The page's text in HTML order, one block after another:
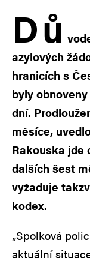
Dů
azylových
hranicích s
byly
dní.
měsíce,
Rakouska jde
dalších šest
vyžaduje
kodex.
„Spolková
aktuální